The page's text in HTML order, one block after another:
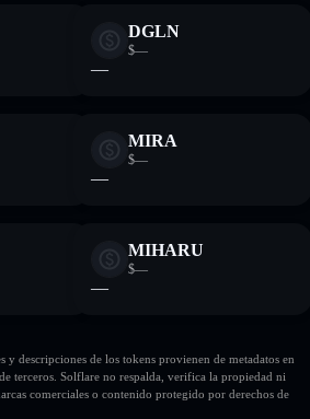
DGLN
$—
—
MIRA
$—
—
MIHARU
$—
—
y descripciones de los tokens provienen de metadatos en
terceros. Solflare no respalda, verifica la propiedad ni
comerciales o contenido protegido por derechos de